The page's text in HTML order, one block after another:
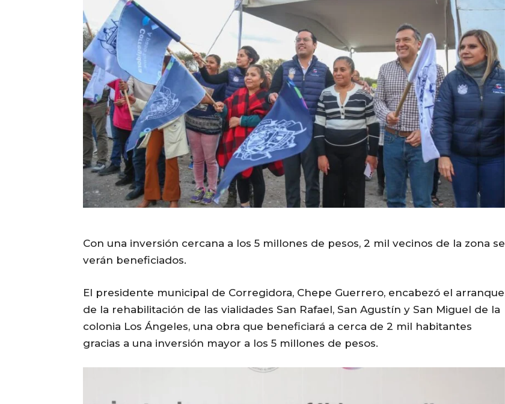
Con una inversión cercana a los 5 millones de pesos, 2 mil vecinos de la zona se
verán beneficiados.
El presidente municipal de Corregidora, Chepe Guerrero, encabezó el arranque
de la rehabilitación de las vialidades San Rafael, San Agustín y San Miguel de la
colonia Los Ángeles, una obra que beneficiará a cerca de 2 mil habitantes
gracias a una inversión mayor a los 5 millones de pesos.